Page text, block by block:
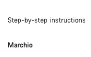
Step-by-step instructions
Marchio